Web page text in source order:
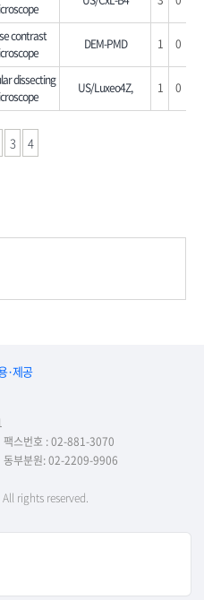
contrast
DEM-PMD 1 0
dissecting
US/Luxeo4Z, 1 0
3 4
·제공
팩스번호 : 02-881-3070
동부분원: 02-2209-9906
All rights reserved.